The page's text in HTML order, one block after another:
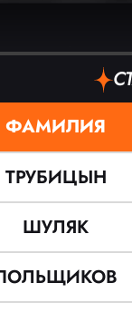
ФАМИЛИЯ
ТРУБИЦЫН
ШУЛЯК